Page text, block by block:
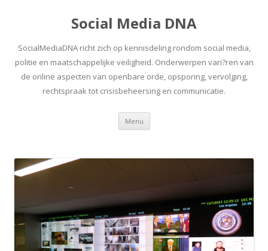
Social Media DNA
SocialMediaDNA richt zich op kennisdeling rondom social media,
politie en maatschappelijke veiligheid. Onderwerpen vari?ren van
de online aspecten van openbare orde, opsporing, vervolging,
rechtspraak tot crisisbeheersing en communicatie.
Menu Spring
inhoud